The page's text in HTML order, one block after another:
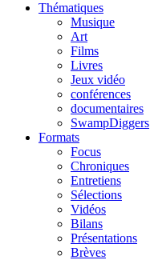
Thématiques
Musique
Art
Films
Livres
Jeux vidéo
conférences
documentaires
SwampDiggers
Formats
Focus
Chroniques
Entretiens
Sélections
Vidéos
Bilans
Présentations
Brèves